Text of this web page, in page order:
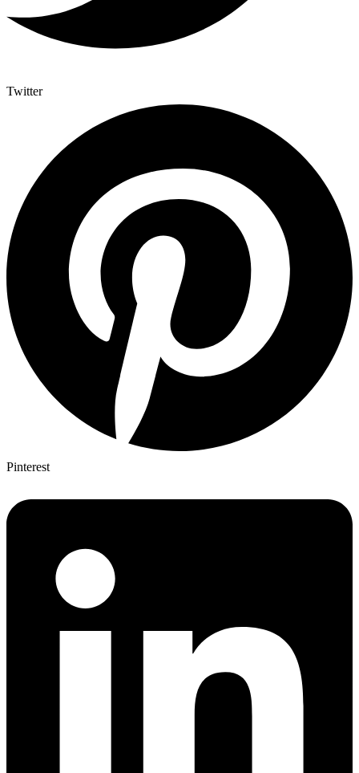
Twitter
Pinterest